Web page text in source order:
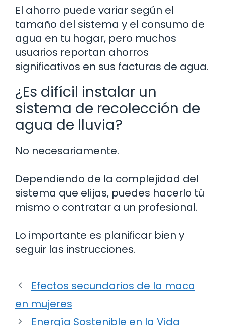
El ahorro puede variar según el
tamaño del sistema y el consumo de
agua en tu hogar, pero muchos
usuarios reportan ahorros
significativos en sus facturas de agua.
¿Es difícil instalar un
sistema de recolección de
agua de lluvia?
No necesariamente.
Dependiendo de la complejidad del
sistema que elijas, puedes hacerlo tú
mismo o contratar a un profesional.
Lo importante es planificar bien y
seguir las instrucciones.
Efectos secundarios de la maca
en mujeres
Energía Sostenible en la Vida